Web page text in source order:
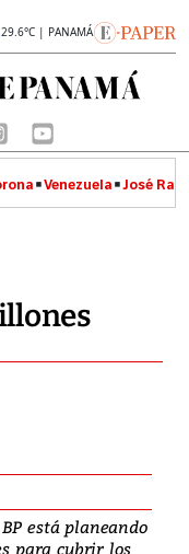
| PANAMÁ
Venezuela José
está planeando
para cubrir los